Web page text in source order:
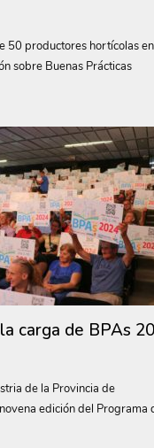
50 productores hortícolas
sobre Buenas Prácticas
carga de BPAs
de la Provincia de
edición del Programa